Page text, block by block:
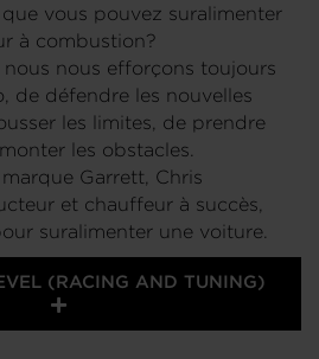
vous pouvez suralimenter
à combustion?
nous efforçons toujours
de défendre les nouvelles
les limites, de prendre
les obstacles.
Garrett, Chris
et chauffeur à succès,
suralimenter une voiture.
(RACING AND TUNING)